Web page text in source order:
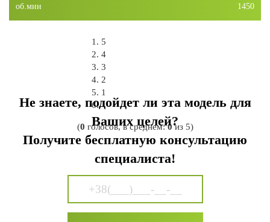
об.мин 1450
5
4
3
2
1
(0 голосов, в среднем:0из 5)
Не знаете, подойдет ли эта модель для
Ваших целей?
Получите бесплатную консультацию
специалиста!